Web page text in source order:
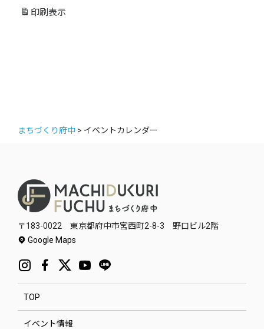
リ
印刷 表示
まちづくり府中 > イベントカレンダー
〒183-0022 東京都府中市宮西町2-8-3 野口ビル2階
Google Maps
TOP
イベント情報